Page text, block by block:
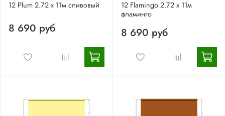
12 Plum 2.72 x 11м сливовый
8 690 руб
12 Flamingo 2.72 x 11м
фламинго
8 690 руб